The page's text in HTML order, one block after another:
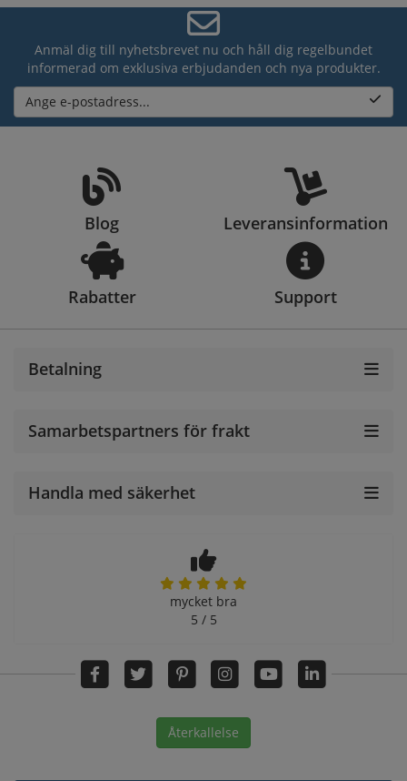
Anmäl dig till nyhetsbrevet nu och håll dig regelbundet
informerad om exklusiva erbjudanden och nya produkter.
Ange e-postadress...
Blog Leveransinformation
Rabatter Support
Betalning
Samarbetspartners för frakt
Handla med säkerhet
mycket bra
5 / 5
Återkallelse